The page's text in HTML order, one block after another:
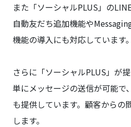
また「ソーシャルPLUS」の
自動友だち追加機能や
機能の導入にも対応しています。
さらに「ソーシャルPLUS」が
単にメッセージの送信が可能
も提供しています。顧客からの
します。